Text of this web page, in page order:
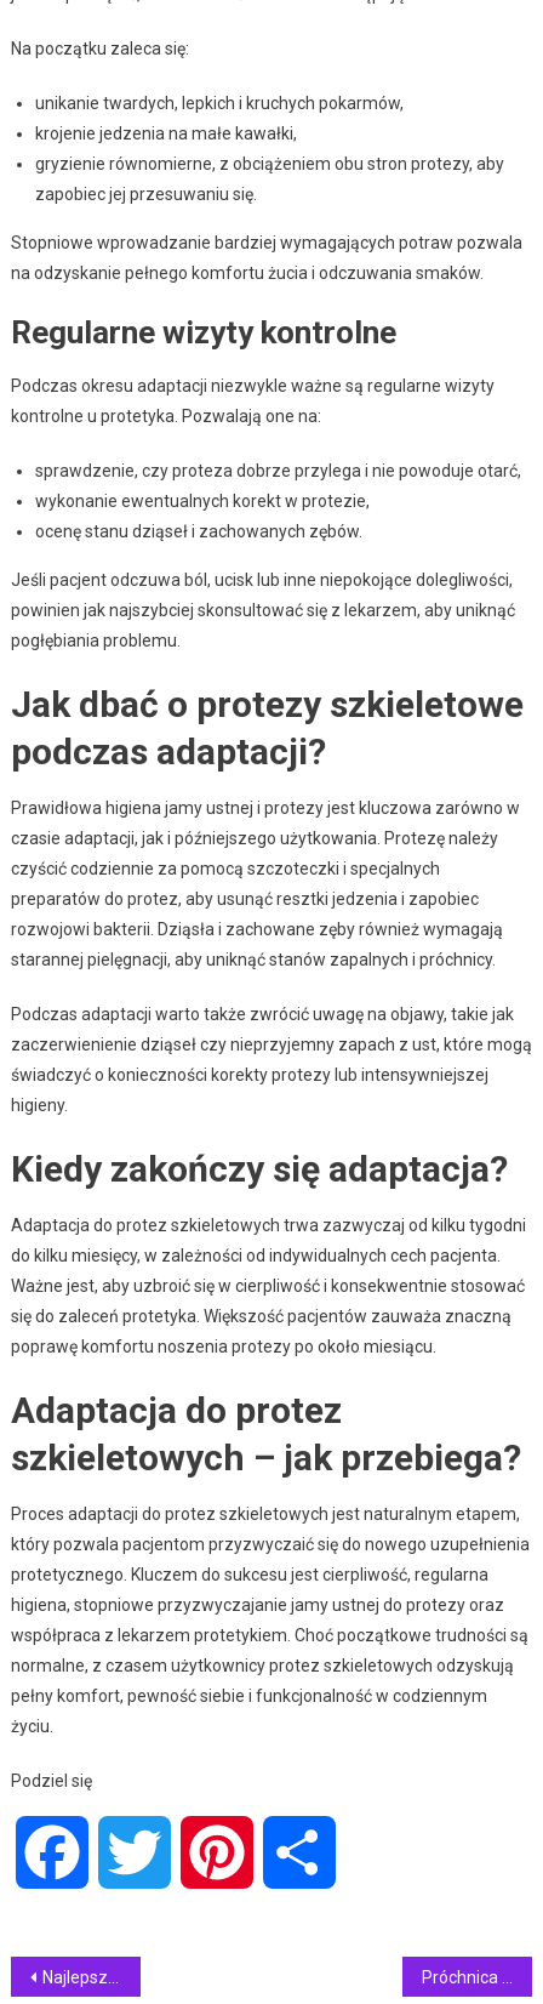
Na początku zaleca się:
unikanie twardych, lepkich i kruchych pokarmów,
krojenie jedzenia na małe kawałki,
gryzienie równomierne, z obciążeniem obu stron protezy, aby
zapobiec jej przesuwaniu się.
Stopniowe wprowadzanie bardziej wymagających potraw pozwala
na odzyskanie pełnego komfortu żucia i odczuwania smaków.
Regularne wizyty kontrolne
Podczas okresu adaptacji niezwykle ważne są regularne wizyty
kontrolne u protetyka. Pozwalają one na:
sprawdzenie, czy proteza dobrze przylega i nie powoduje otarć,
wykonanie ewentualnych korekt w protezie,
ocenę stanu dziąseł i zachowanych zębów.
Jeśli pacjent odczuwa ból, ucisk lub inne niepokojące dolegliwości,
powinien jak najszybciej skonsultować się z lekarzem, aby uniknąć
pogłębiania problemu.
Jak dbać o protezy szkieletowe
podczas adaptacji?
Prawidłowa higiena jamy ustnej i protezy jest kluczowa zarówno w
czasie adaptacji, jak i późniejszego użytkowania. Protezę należy
czyścić codziennie za pomocą szczoteczki i specjalnych
preparatów do protez, aby usunąć resztki jedzenia i zapobiec
rozwojowi bakterii. Dziąsła i zachowane zęby również wymagają
starannej pielęgnacji, aby uniknąć stanów zapalnych i próchnicy.
Podczas adaptacji warto także zwrócić uwagę na objawy, takie jak
zaczerwienienie dziąseł czy nieprzyjemny zapach z ust, które mogą
świadczyć o konieczności korekty protezy lub intensywniejszej
higieny.
Kiedy zakończy się adaptacja?
Adaptacja do protez szkieletowych trwa zazwyczaj od kilku tygodni
do kilku miesięcy, w zależności od indywidualnych cech pacjenta.
Ważne jest, aby uzbroić się w cierpliwość i konsekwentnie stosować
się do zaleceń protetyka. Większość pacjentów zauważa znaczną
poprawę komfortu noszenia protezy po około miesiącu.
Adaptacja do protez
szkieletowych – jak przebiega?
Proces adaptacji do protez szkieletowych jest naturalnym etapem,
który pozwala pacjentom przyzwyczaić się do nowego uzupełnienia
protetycznego. Kluczem do sukcesu jest cierpliwość, regularna
higiena, stopniowe przyzwyczajanie jamy ustnej do protezy oraz
współpraca z lekarzem protetykiem. Choć początkowe trudności są
normalne, z czasem użytkownicy protez szkieletowych odzyskują
pełny komfort, pewność siebie i funkcjonalność w codziennym
życiu.
Podziel się
Facebook Twitter Pinterest
Nawigacja
Najlepsze kolory płytek jednokolorowych do małych pomieszczeń